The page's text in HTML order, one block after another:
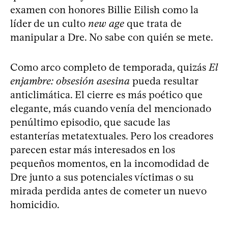
examen con honores Billie Eilish como la
líder de un culto new age que trata de
manipular a Dre. No sabe con quién se mete.
Como arco completo de temporada, quizásEl
enjambre: obsesión asesina pueda resultar
anticlimática. El cierre es más poético que
elegante, más cuando venía del mencionado
penúltimo episodio, que sacude las
estanterías metatextuales. Pero los creadores
parecen estar más interesados en los
pequeños momentos, en la incomodidad de
Dre junto a sus potenciales víctimas o su
mirada perdida antes de cometer un nuevo
homicidio.